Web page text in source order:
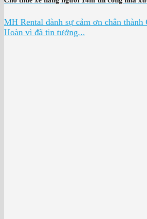
MH Rental dành sự cảm ơn chân
Hoàn vì đã tin tưởng...